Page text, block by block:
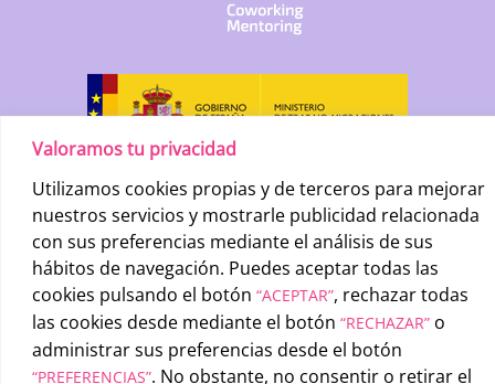
Valoramos tu privacidad
Utilizamos cookies propias y de terceros para mejorar
nuestros servicios y mostrarle publicidad relacionada
con sus preferencias mediante el análisis de sus
hábitos de navegación. Puedes aceptar todas las
cookies pulsando el botón “ACEPTAR”, rechazar todas
las cookies desde mediante el botón “RECHAZAR” o
administrar sus preferencias desde el botón
“PREFERENCIAS”. No obstante, no consentir o retirar el
UATAE2026 © |Condiciones generales de uso-Política de
privacidad-Política de cookies